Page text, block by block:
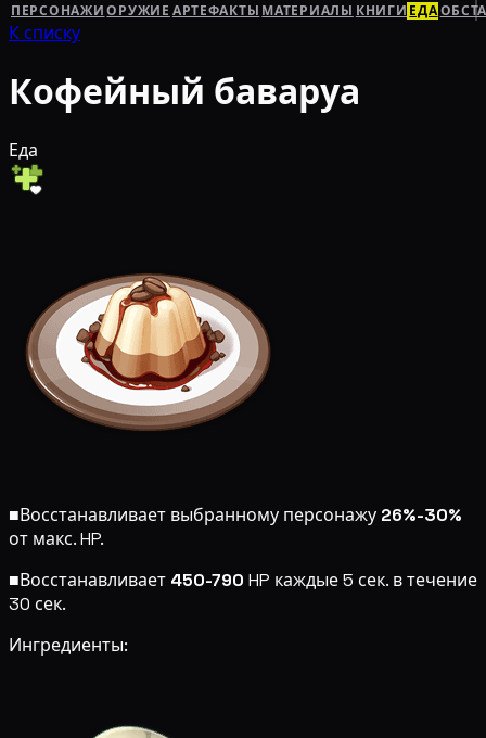
ПЕРСОНАЖИ ОРУЖИЕ АРТЕФАКТЫ МАТЕРИАЛЫ КНИГИ ЕДА
К списку
Кофейный баваруа
Еда
■Восстанавливает выбранному персонажу 26%-30%
от макс. HP.
■Восстанавливает 450-790 HP каждые 5 сек. в течение
30 сек.
Ингредиенты: